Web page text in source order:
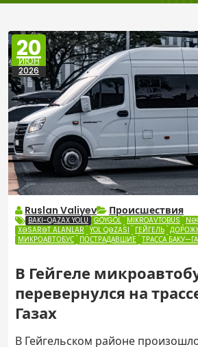
20
ИЮН
2026
Ruslan Valiyev Происшествия
BAKI-QAZAX YOLU GÖYGÖL MIKROAVTOBUS
XƏSARƏT ALANLAR YOL QƏZASI ГЕЙГЕЛЬ
МИКРОАВТОБУС ПОСТРАДАВШИЕ ТРАССА
В Гейгеле
перевернулся на
Газах
В Гейгельском районе